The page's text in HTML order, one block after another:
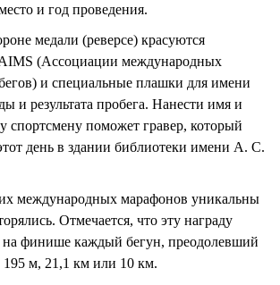
и год проведения.
медали (реверсе) красуются
(Ассоциации международных
и специальные плашки для имени
и результата пробега. Нанести имя и
спортсмену поможет гравер, который
день в здании библиотеки имени А. С.
международных марафонов уникальны
Отмечается, что эту награду
на финише каждый бегун, преодолевший
м, 21,1 км или 10 км.